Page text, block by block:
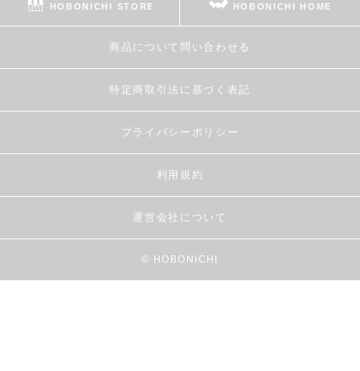
HOBONICHI STORE HOBONICHI HOME
商品について問い合わせる
特定商取引法に基づく表記
プライバシーポリシー
利用規約
運営会社について
© HOBONICHI